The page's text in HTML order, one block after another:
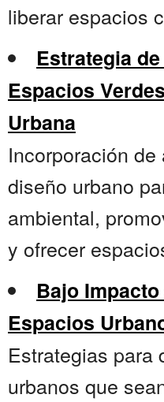
liberar espacios
Estrategia
Espacios
Urbana
Incorporación
diseño urbano
ambiental,
y ofrecer
Bajo
Espacios
Estrategias para
urbanos que